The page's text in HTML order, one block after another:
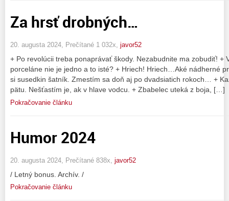
Za hrsť drobných…
20. augusta 2024, Prečítané 1 032x, javor52
+ Po revolúcii treba ponaprávať škody. Nezabudnite ma zobudiť! +
porceláne nie je jedno a to isté? + Hriech! Hriech…Aké nádherné
si susedkin šatník. Zmestím sa doň aj po dvadsiatich rokoch… +
pätu. Nešťastím je, ak v hlave vodcu. + Zbabelec uteká z boja, […]
Pokračovanie článku
Humor 2024
20. augusta 2024, Prečítané 838x, javor52
/ Letný bonus. Archív. /
Pokračovanie článku